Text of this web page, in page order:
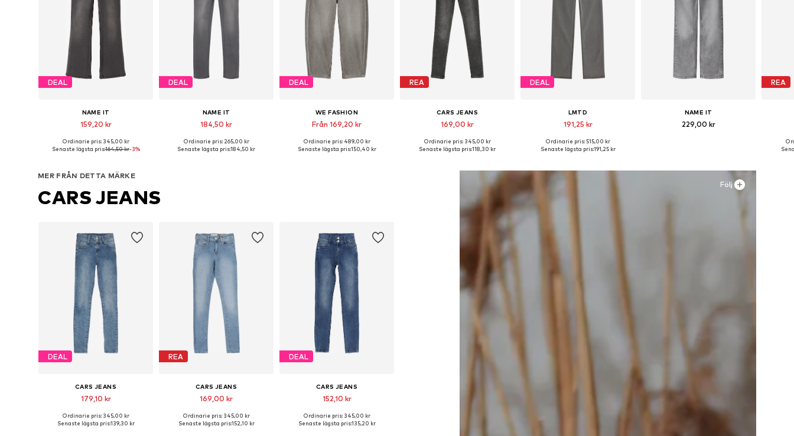
DEAL
NAME IT
159,20 kr
Tillgänglig i många storlekar
Ordinarie pris: 345,00 kr
Senaste lägsta pris:164,50 kr-3%
DEAL
NAME IT
184,50 kr
Tillgänglig i många storlekar
Ordinarie pris: 265,00 kr
Senaste lägsta pris:184,50 kr
DEAL
WE FASHION
Från 169,20 kr
Tillgänglig i många storlekar
Ordinarie pris: 489,00 kr
Senaste lägsta pris:150,40 kr
REA
CARS JEANS
169,00 kr
Tillgänglig i många storlekar
Ordinarie pris: 345,00 kr
Senaste lägsta pris:118,30 kr
DEAL
LMTD
191,25 kr
Tillgänglig i många storlekar
Ordinarie pris: 515,00 kr
Senaste lägsta pris:191,25 kr
NAME IT
229,00 kr
REA
Följ
MER FRÅN DETTA MÄRKE
CARS JEANS
DEAL
CARS JEANS
179,10 kr
Tillgänglig i många storlekar
Ordinarie pris: 345,00 kr
Senaste lägsta pris:139,30 kr
REA
CARS JEANS
169,00 kr
Tillgänglig i många storlekar
Ordinarie pris: 345,00 kr
Senaste lägsta pris:152,10 kr
DEAL
CARS JEANS
152,10 kr
Tillgänglig i många storlekar
Ordinarie pris: 345,00 kr
Senaste lägsta pris:135,20 kr